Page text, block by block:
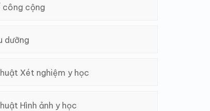
công cộng
dưỡng
Xét nghiệm y học
Hình ảnh y học